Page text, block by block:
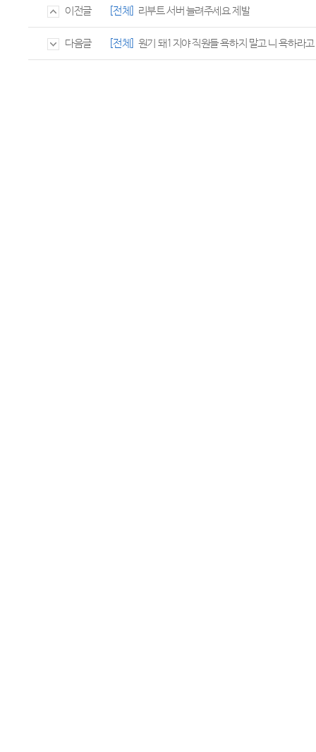
이전글 [전체] 리부트 서버 늘려주세요 제발
다음글 [전체] 원기 돼1지야 직원들 욕하지 말고 니 욕하라